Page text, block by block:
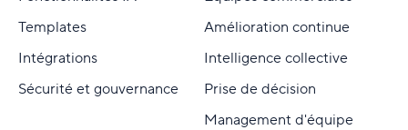
Templates
Intégrations
Sécurité et gouvernance
Amélioration continue
Intelligence collective
Prise de décision
Management d'équipe